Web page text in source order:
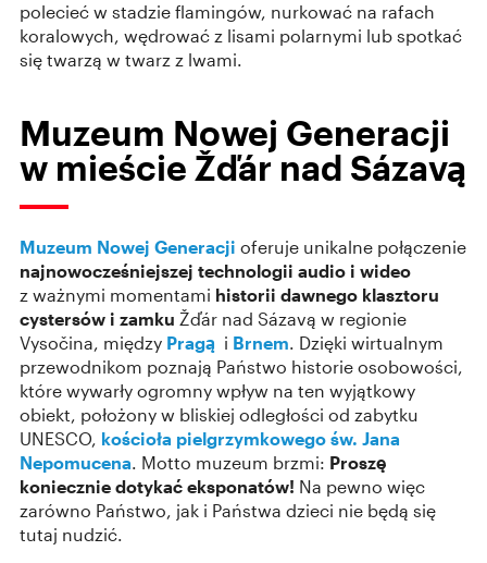
polecieć w stadzie flamingów, nurkować na rafach
koralowych, wędrować z lisami polarnymi lub spotkać
się twarzą w twarz z lwami.
Muzeum Nowej Generacji
w mieście Žďár nad Sázavą
Muzeum Nowej Generacji oferuje unikalne połączenie
najnowocześniejszej technologii audio i wideo
z ważnymi momentami historii dawnego klasztoru
cystersów i zamku Žďár nad Sázavą w regionie
Vysočina, między Pragą i Brnem. Dzięki wirtualnym
przewodnikom poznają Państwo historie osobowości,
które wywarły ogromny wpływ na ten wyjątkowy
obiekt, położony w bliskiej odległości od zabytku
UNESCO, kościoła pielgrzymkowego św. Jana
Nepomucena. Motto muzeum brzmi: Proszę
koniecznie dotykać eksponatów! Na pewno więc
zarówno Państwo, jak i Państwa dzieci nie będą się
tutaj nudzić.